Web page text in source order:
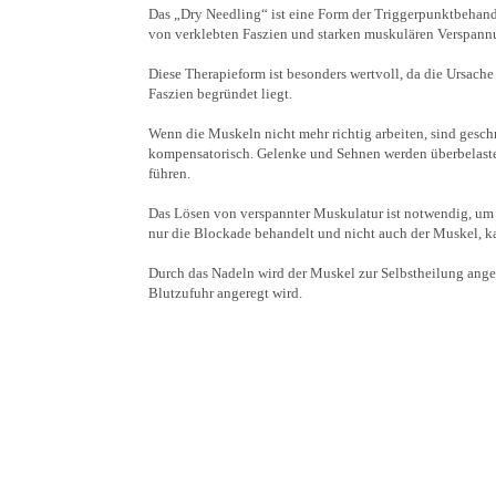
Das „Dry Needling“ ist eine Form der
von verklebten Faszien und starken muskulären
Diese Therapieform ist besonders wertvoll, da die
Faszien begründet liegt.
Wenn die Muskeln nicht mehr richtig arbeiten, sind
kompensatorisch. Gelenke und Sehnen werden
führen.
Das Lösen von verspannter Muskulatur ist notwendig,
nur die Blockade behandelt und nicht auch der Muskel,
Durch das Nadeln wird der Muskel zur Selbstheilung
Blutzufuhr angeregt wird.